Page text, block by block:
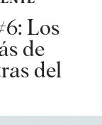
Los
de
del